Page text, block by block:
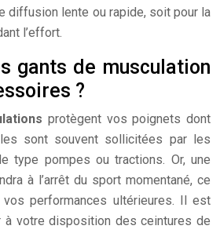
diffusion lente ou rapide, soit pour la
l’effort.
gants de musculation
?
protègent vos poignets dont
sont souvent sollicitées par les
type pompes ou tractions. Or, une
à l’arrêt du sport momentané, ce
performances ultérieures. Il est
à votre disposition des ceintures de